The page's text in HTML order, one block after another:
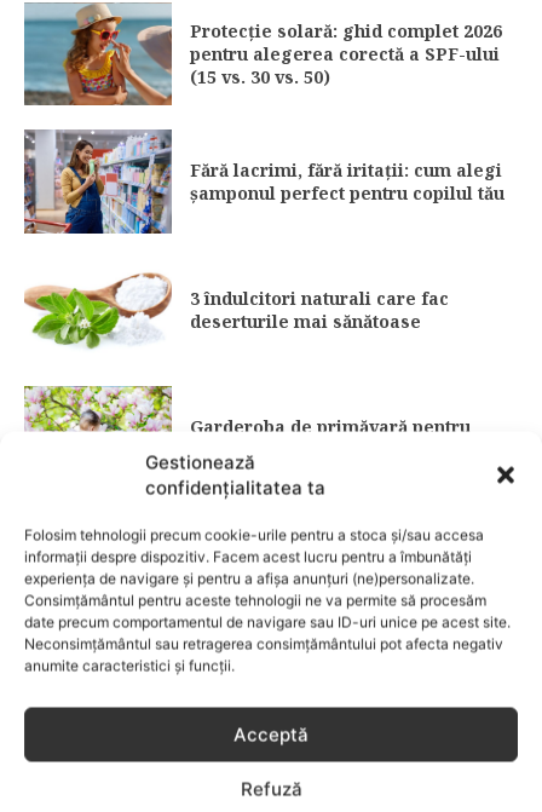
Gestionează
confidențialitatea ta
Folosim tehnologii precum cookie-urile pentru a stoca și/sau accesa
informații despre dispozitiv. Facem acest lucru pentru a îmbunătăți
experiența de navigare și pentru a afișa anunțuri (ne)personalizate.
Consimțământul pentru aceste tehnologii ne va permite să procesăm
date precum comportamentul de navigare sau ID-uri unice pe acest site.
Neconsimțământul sau retragerea consimțământului pot afecta negativ
anumite caracteristici și funcții.
Acceptă
Refuză
Protecție solară: ghid complet 2026
pentru alegerea corectă a SPF-ului
(15 vs. 30 vs. 50)
Fără lacrimi, fără iritații: cum alegi
șamponul perfect pentru copilul tău
3 îndulcitori naturali care fac
deserturile mai sănătoase
Garderoba de primăvară pentru
CATEGORII POPULARE
EVENIMENTE
LIFESTYLE
COPII
633
FAMILIA
582
SANATATE COPII
424
DEZVOLTAREA COPILULUI